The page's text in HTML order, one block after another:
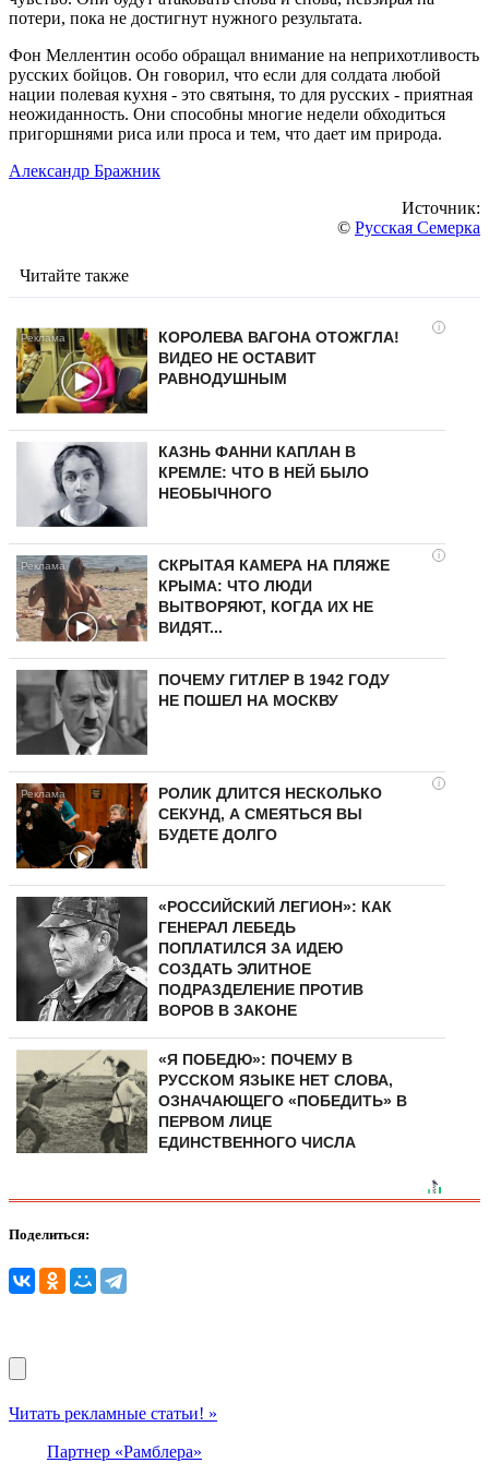
потери, пока не достигнут нужного результата.
Фон Меллентин особо обращал внимание на неприхотливость
русских бойцов. Он говорил, что если для солдата любой
нации полевая кухня - это святыня, то для русских - приятная
неожиданность. Они способны многие недели обходиться
пригоршнями риса или проса и тем, что дает им природа.
Александр Бражник
Источник:
© Русская Семерка
Читайте также
i
КОРОЛЕВА ВАГОНА ОТОЖГЛА!
ВИДЕО НЕ ОСТАВИТ
РАВНОДУШНЫМ
КАЗНЬ ФАННИ КАПЛАН В
КРЕМЛЕ: ЧТО В НЕЙ БЫЛО
НЕОБЫЧНОГО
i
СКРЫТАЯ КАМЕРА НА ПЛЯЖЕ
КРЫМА: ЧТО ЛЮДИ
ВЫТВОРЯЮТ, КОГДА ИХ НЕ
ВИДЯТ...
ПОЧЕМУ ГИТЛЕР В 1942 ГОДУ
НЕ ПОШЕЛ НА МОСКВУ
i
РОЛИК ДЛИТСЯ НЕСКОЛЬКО
СЕКУНД, А СМЕЯТЬСЯ ВЫ
БУДЕТЕ ДОЛГО
«РОССИЙСКИЙ ЛЕГИОН»: КАК
ГЕНЕРАЛ ЛЕБЕДЬ
ПОПЛАТИЛСЯ ЗА ИДЕЮ
СОЗДАТЬ ЭЛИТНОЕ
ПОДРАЗДЕЛЕНИЕ ПРОТИВ
ВОРОВ В ЗАКОНЕ
«Я ПОБЕДЮ»: ПОЧЕМУ В
РУССКОМ ЯЗЫКЕ НЕТ СЛОВА,
ОЗНАЧАЮЩЕГО «ПОБЕДИТЬ» В
ПЕРВОМ ЛИЦЕ
ЕДИНСТВЕННОГО ЧИСЛА
Поделиться:
Читать рекламные статьи! »
Партнер «Рамблера»